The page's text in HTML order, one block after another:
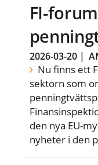
FI-
2026-03-20|
Nu finns ett
sektorn som
den nya EU-
nyheter i den